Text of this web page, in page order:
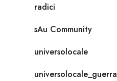
radici
sAu Community
universolocale
universolocale_guerra